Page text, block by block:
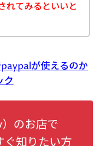
れてみるといいと
が使えるのか
ク
のお店で
知りたい方